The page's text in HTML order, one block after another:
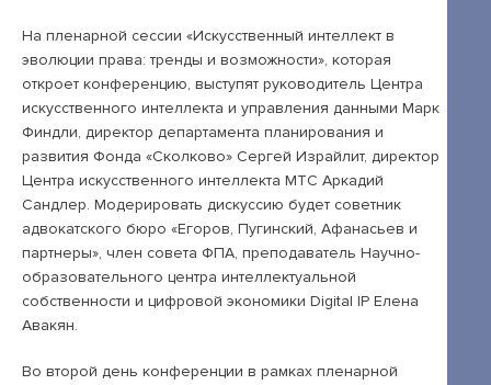
На пленарной сессии «Искусственный интеллект в
эволюции права: тренды и возможности», которая
откроет конференцию, выступят руководитель Центра
искусственного интеллекта и управления данными Марк
Финдли, директор департамента планирования и
развития Фонда «Сколково» Сергей Израйлит, директор
Центра искусственного интеллекта МТС Аркадий
Сандлер. Модерировать дискуссию будет советник
адвокатского бюро «Егоров, Пугинский, Афанасьев и
партнеры», член совета ФПА, преподаватель Научно-
образовательного центра интеллектуальной
собственности и цифровой экономики Digital IP Елена
Авакян.
Во второй день конференции в рамках пленарной